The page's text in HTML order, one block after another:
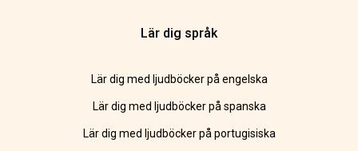
Lär dig språk
Lär dig med ljudböcker på engelska
Lär dig med ljudböcker på spanska
Lär dig med ljudböcker på portugisiska